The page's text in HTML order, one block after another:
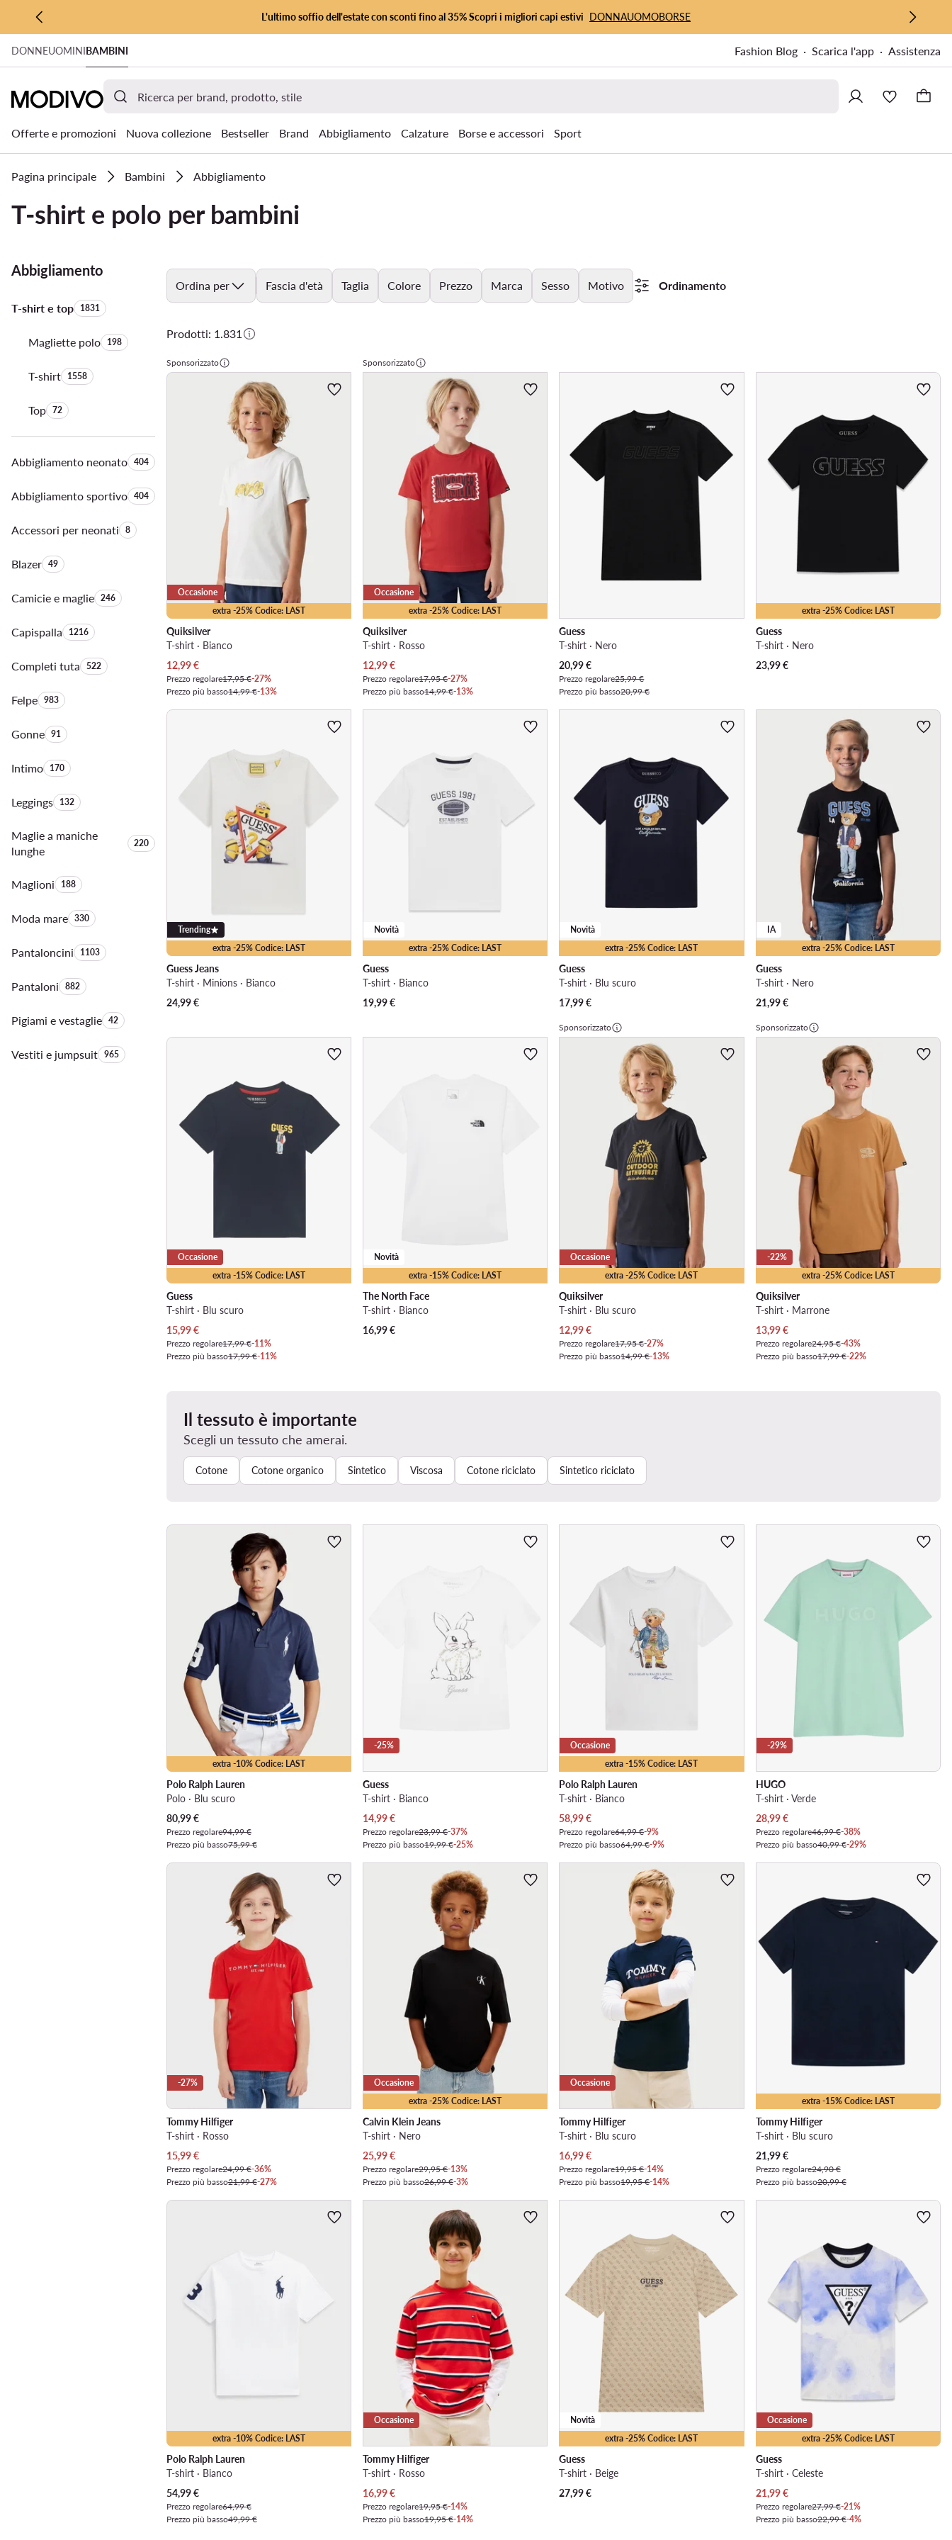
VAI AL CONTENUTO PRINCIPALE
VAI ALLA RICERCA
L'ultimo soffio dell'estate con sconti fino al 35% Scopri i migliori capi estivi DONNAUOMOBORSE
DONNEUOMINIBAMBINI Fashion Blog Scarica l'app Assistenza
Offerte e promozioni Nuova collezione Bestseller Brand Abbigliamento Calzature Borse e accessori Sport
Pagina principale Bambini Abbigliamento
T-shirt e polo per bambini
Abbigliamento
T-shirt e topQuantità di prodotti:
1831
Magliette poloQuantità di prodotti:
198
T-shirtQuantità di prodotti:
1558
TopQuantità di prodotti:
72
Abbigliamento neonatoQuantità di prodotti:
404
Abbigliamento sportivoQuantità di prodotti:
404
Accessori per neonatiQuantità di prodotti:
8
BlazerQuantità di prodotti:
49
Camicie e maglieQuantità di prodotti:
246
CapispallaQuantità di prodotti:
1216
Completi tutaQuantità di prodotti:
522
FelpeQuantità di prodotti:
983
GonneQuantità di prodotti:
91
IntimoQuantità di prodotti:
170
LeggingsQuantità di prodotti:
132
Maglie a maniche
lunghe
Quantità di prodotti:
220
MaglioniQuantità di prodotti:
188
Moda mareQuantità di prodotti:
330
PantalonciniQuantità di prodotti:
1103
PantaloniQuantità di prodotti:
882
Pigiami e vestaglieQuantità di prodotti:
42
Vestiti e jumpsuitQuantità di prodotti:
965
Ordina per Fascia d'età Taglia Colore Prezzo Marca Sesso Motivo Ordinamento
Prodotti: 1.831
Sponsorizzato
extra -25% Codice: LAST
Occasione
Quiksilver
T-shirt · Bianco
Prezzo attuale
12,99€
Prezzo regolare17,95 €-27%
Prezzo più basso14,99 €-13%
Sponsorizzato
extra -25% Codice: LAST
Occasione
Quiksilver
T-shirt · Rosso
Prezzo attuale
12,99€
Prezzo regolare17,95 €-27%
Prezzo più basso14,99 €-13%
Guess
T-shirt · Nero
Prezzo attuale
20,99€
Prezzo regolare25,99 €
Prezzo più basso20,99 €
extra -25% Codice: LAST
Guess
T-shirt · Nero
23,99€
extra -25% Codice: LAST
Trending
Guess Jeans
T-shirt · Minions · Bianco
24,99€
extra -25% Codice: LAST
Novità
Guess
T-shirt · Bianco
19,99€
extra -25% Codice: LAST
Novità
Guess
T-shirt · Blu scuro
17,99€
extra -25% Codice: LAST
IA
Guess
T-shirt · Nero
21,99€
extra -15% Codice: LAST
Occasione
Guess
T-shirt · Blu scuro
Prezzo attuale
15,99€
Prezzo regolare17,99 €-11%
Prezzo più basso17,99 €-11%
extra -15% Codice: LAST
Novità
The North Face
T-shirt · Bianco
16,99€
Sponsorizzato
extra -25% Codice: LAST
Occasione
Quiksilver
T-shirt · Blu scuro
Prezzo attuale
12,99€
Prezzo regolare17,95 €-27%
Prezzo più basso14,99 €-13%
Sponsorizzato
extra -25% Codice: LAST
-22%
Quiksilver
T-shirt · Marrone
Prezzo attuale
13,99€
Prezzo regolare24,95 €-43%
Prezzo più basso17,99 €-22%
Il tessuto è importante
Scegli un tessuto che amerai.
Cotone Cotone organico Sintetico Viscosa Cotone riciclato Sintetico riciclato
extra -10% Codice: LAST
Polo Ralph Lauren
Polo · Blu scuro
Prezzo attuale
80,99€
Prezzo regolare94,99 €
Prezzo più basso75,99 €
-25%
Guess
T-shirt · Bianco
Prezzo attuale
14,99€
Prezzo regolare23,99 €-37%
Prezzo più basso19,99 €-25%
extra -15% Codice: LAST
Occasione
Polo Ralph Lauren
T-shirt · Bianco
Prezzo attuale
58,99€
Prezzo regolare64,99 €-9%
Prezzo più basso64,99 €-9%
-29%
HUGO
T-shirt · Verde
Prezzo attuale
28,99€
Prezzo regolare46,99 €-38%
Prezzo più basso40,99 €-29%
-27%
Tommy Hilfiger
T-shirt · Rosso
Prezzo attuale
15,99€
Prezzo regolare24,99 €-36%
Prezzo più basso21,99 €-27%
extra -25% Codice: LAST
Occasione
Calvin Klein Jeans
T-shirt · Nero
Prezzo attuale
25,99€
Prezzo regolare29,95 €-13%
Prezzo più basso26,99 €-3%
Occasione
Tommy Hilfiger
T-shirt · Blu scuro
Prezzo attuale
16,99€
Prezzo regolare19,95 €-14%
Prezzo più basso19,95 €-14%
extra -15% Codice: LAST
Tommy Hilfiger
T-shirt · Blu scuro
Prezzo attuale
21,99€
Prezzo regolare24,90 €
Prezzo più basso20,99 €
extra -10% Codice: LAST
Polo Ralph Lauren
T-shirt · Bianco
Prezzo attuale
54,99€
Prezzo regolare64,99 €
Prezzo più basso49,99 €
Occasione
Tommy Hilfiger
T-shirt · Rosso
Prezzo attuale
16,99€
Prezzo regolare19,95 €-14%
Prezzo più basso19,95 €-14%
extra -25% Codice: LAST
Novità
Guess
T-shirt · Beige
27,99€
extra -25% Codice: LAST
Occasione
Guess
T-shirt · Celeste
Prezzo attuale
21,99€
Prezzo regolare27,99 €-21%
Prezzo più basso22,99 €-4%